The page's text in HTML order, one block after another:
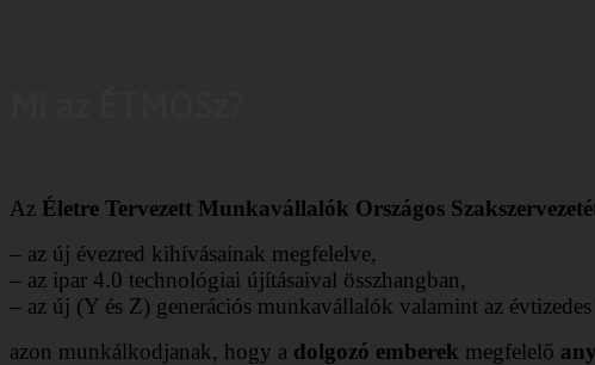
Az Életre Tervezett Munkavállalók Országos
– az új évezred kihívásainak megfelelve,
– az ipar 4.0 technológiai újításaival összhangban,
– az új (Y és Z) generációs munkavállalók valamint az
azon munkálkodjanak, hogy a dolgozó emberek megfelelő